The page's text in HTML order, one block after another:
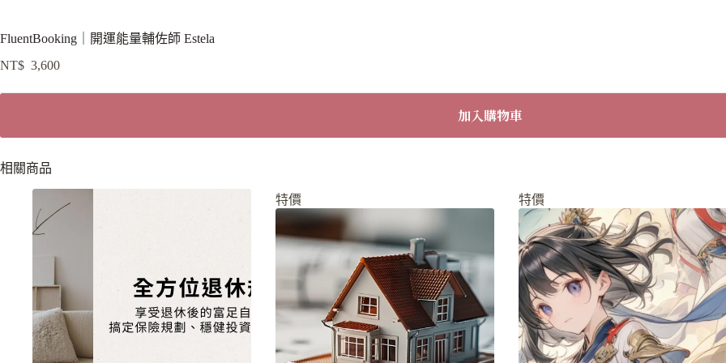
FluentBooking｜開運能量輔佐師 Estela
NT$ 3,600
加入購物車
相關商品
特價 特價